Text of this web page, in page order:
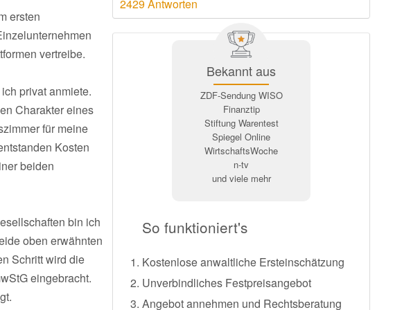
ersten
vertreibe.
privat anmiete.
Charakter eines
für meine
Kosten
beiden
bin ich
oben erwähnten
Schritt wird die
eingebracht.
2429 Antworten
Bekannt aus
ZDF-Sendung WISO
Finanztip
Stiftung Warentest
Spiegel Online
WirtschaftsWoche
n-tv
und viele mehr
So funktioniert's
Kostenlose anwaltliche Ersteinschätzung
Unverbindliches Festpreisangebot
Angebot annehmen und Rechtsberatung